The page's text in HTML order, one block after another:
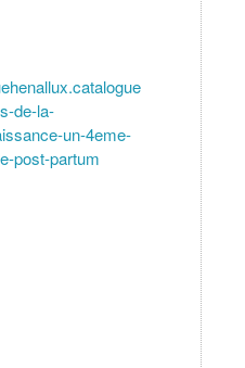
de-la-
un-4eme-
post-partum